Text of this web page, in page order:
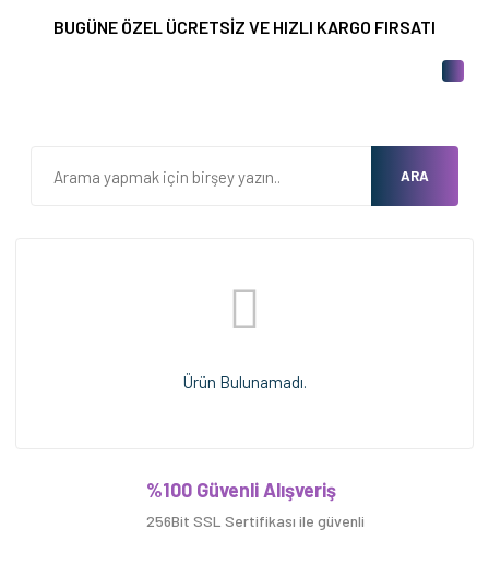
BUGÜNE ÖZEL ÜCRETSİZ VE HIZLI KARGO FIRSATI
ARA
Ürün Bulunamadı.
%100 Güvenli Alışveriş
256Bit SSL Sertifikası ile güvenli